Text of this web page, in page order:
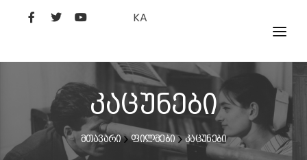
KA
ᲤᲘᲚᲛᲔᲑᲘ
ᲮᲔᲚᲝᲕᲐᲜᲘ
ᲙᲘᲜᲝᲡᲢᲣᲓᲘᲐ
ᲙᲘᲜᲝᲐᲙᲐᲓᲔᲛᲘᲐ
კაცუნები
მთავარი ფილმები კაცუნები